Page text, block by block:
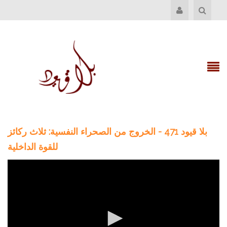
بلا قيود 471 - الخروج من الصحراء النفسية: ثلاث ركائز
للقوة الداخلية